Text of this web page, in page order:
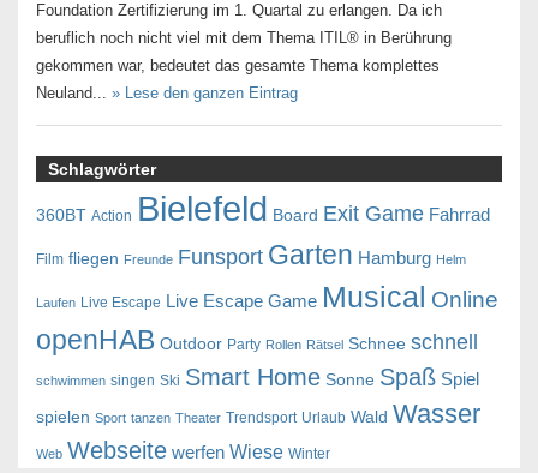
Foundation Zertifizierung im 1. Quartal zu erlangen. Da ich
beruflich noch nicht viel mit dem Thema ITIL® in Berührung
gekommen war, bedeutet das gesamte Thema komplettes
Neuland... » Lese den ganzen Eintrag
Schlagwörter
360BT Action Bielefeld Board Exit Game Fahrrad
Film fliegen Freunde Funsport Garten Hamburg Helm
Laufen Live Escape Live Escape Game Musical Online
openHAB Outdoor Party Rollen Rätsel Schnee schnell
schwimmen singen Ski Smart Home Sonne Spaß Spiel
spielen Sport tanzen Theater Trendsport Urlaub Wald Wasser
Web Webseite werfen Wiese Winter